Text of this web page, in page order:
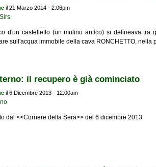
il 21 Marzo 2014 - 2:06pm
d'un castelletto (un mulino antico) si delineava
sull'acqua immobile della cava RONCHETTO,
il recupero è già cominciato
il 6 Dicembre 2013 - 12:00am
dal <<Corriere della Sera>> del 6 dicembre 2013